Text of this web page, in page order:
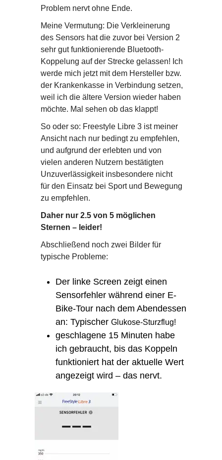
Problem nervt ohne Ende.
Meine Vermutung: Die Verkleinerung
des Sensors hat die zuvor bei Version 2
sehr gut funktionierende Bluetooth-
Koppelung auf der Strecke gelassen! Ich
werde mich jetzt mit dem Hersteller bzw.
der Krankenkasse in Verbindung setzen,
weil ich die ältere Version wieder haben
möchte. Mal sehen ob das klappt!
So oder so: Freestyle Libre 3 ist meiner
Ansicht nach nur bedingt zu empfehlen,
und aufgrund der erlebten und von
vielen anderen Nutzern bestätigten
Unzuverlässigkeit insbesondere nicht
für den Einsatz bei Sport und Bewegung
zu empfehlen.
Daher nur 2.5 von 5 möglichen
Sternen – leider!
Abschließend noch zwei Bilder für
typische Probleme:
Der linke Screen zeigt einen
Sensorfehler während einer E-
Bike-Tour nach dem Abendessen
an: Typischer Glukose-Sturzflug!
geschlagene 15 Minuten habe
ich gebraucht, bis das Koppeln
funktioniert hat der aktuelle Wert
angezeigt wird – das nervt.